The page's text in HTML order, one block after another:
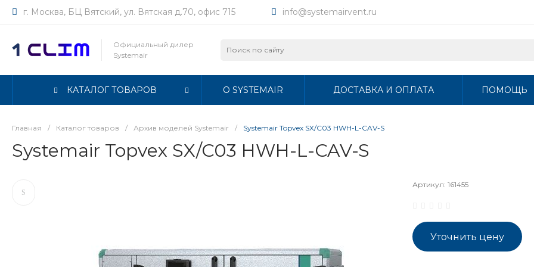
г. Москва, БЦ Вятский, ул. Вятская д.70, офис 715 info@systemairvent.ru
Официальный дилер
Systemair
КАТАЛОГ ТОВАРОВ О SYSTEMAIR ДОСТАВКА И ОПЛАТА ПОМОЩЬ
Главная / Каталог товаров / Архив моделей Systemair / Systemair Topvex SX/C03 HWH-L-CAV-S
Systemair Topvex SX/C03 HWH-L-CAV-S
Артикул: 161455
Уточнить цену